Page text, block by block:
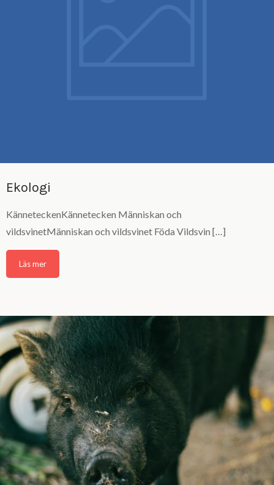
Ekologi
KänneteckenKännetecken Människan och
vildsvinetMänniskan och vildsvinet Föda Vildsvin […]